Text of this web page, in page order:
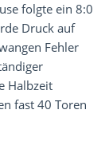
folgte ein 8:0
Druck auf
Fehler
Halbzeit
fast 40 Toren